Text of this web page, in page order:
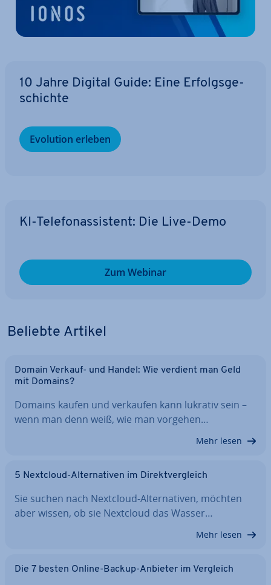
10 Jahre Digital Guide: Eine Er­folgs­ge­
schich­te
Evolution erleben
KI-Te­le­fon­as­sis­tent: Die Live-Demo
Zum Webinar
Beliebte Artikel
Domain Verkauf- und Handel: Wie verdient man Geld
mit Domains?
Domains kaufen und verkaufen kann lukrativ sein –
wenn man denn weiß, wie man vorgehen…
Mehr lesen
5 Nextcloud-Al­ter­na­ti­ven im Di­rekt­ver­gleich
Sie suchen nach Nextcloud-Al­ter­na­ti­ven, möchten
aber wissen, ob sie Nextcloud das Wasser…
Mehr lesen
Die 7 besten Online-Backup-Anbieter im Vergleich